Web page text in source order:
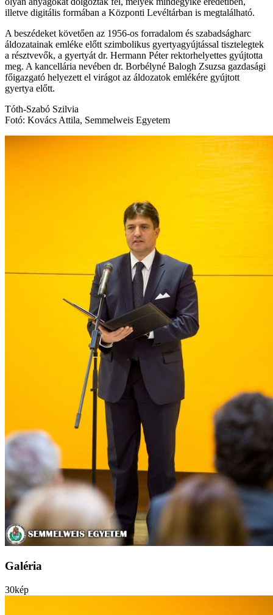
illetve digitális formában a Központi Levéltárban is megtalálható.
A beszédeket követően az 1956-os forradalom és szabadságharc
áldozatainak emléke előtt szimbolikus gyertyagyújtással tisztelegtek
a résztvevők, a gyertyát dr. Hermann Péter rektorhelyettes gyújtotta
meg. A kancellária nevében dr. Borbélyné Balogh Zsuzsa gazdasági
főigazgató helyezett el virágot az áldozatok emlékére gyújtott
gyertya előtt.
Tóth-Szabó Szilvia
Fotó: Kovács Attila, Semmelweis Egyetem
Galéria
30kép